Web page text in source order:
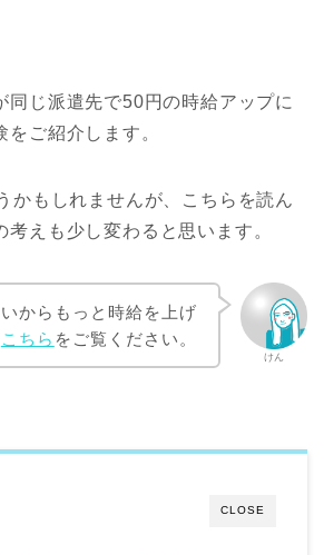
同じ派遣先で50円の時給アップに
をご紹介します。
かもしれませんが、こちらを読ん
考えも少し変わると思います。
けん
からもっと時給を上げ
こちら をご覧ください。
CLOSE